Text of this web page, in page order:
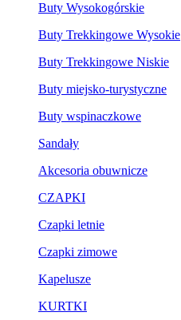
Buty Wysokogórskie
Buty Trekkingowe Wysokie
Buty Trekkingowe Niskie
Buty miejsko-turystyczne
Buty wspinaczkowe
Sandały
Akcesoria obuwnicze
CZAPKI
Czapki letnie
Czapki zimowe
Kapelusze
KURTKI